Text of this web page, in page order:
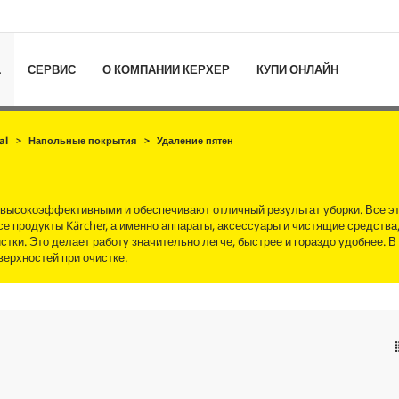
СЕРВИС О КОМПАНИИ КЕРХЕР КУПИ ОНЛАЙН
Напольные покрытия Удаление пятен
и обеспечивают отличный результат уборки. Все
Kärcher, а именно аппараты, аксессуары и чистящие
Это делает работу значительно легче, быстрее и гораздо удобнее.
при очистке.